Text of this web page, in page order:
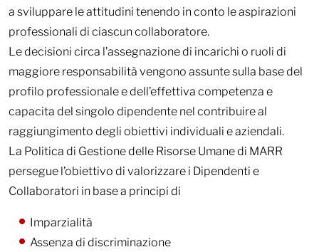
a sviluppare le attitudini tenendo in conto le aspirazioni
professionali di ciascun collaboratore.
Le decisioni circa l’assegnazione di incarichi o ruoli di
maggiore responsabilità vengono assunte sulla base del
profilo professionale e dell’effettiva competenza e
capacita del singolo dipendente nel contribuire al
raggiungimento degli obiettivi individuali e aziendali.
La Politica di Gestione delle Risorse Umane di MARR
persegue l’obiettivo di valorizzare i Dipendenti e
Collaboratori in base a principi di
Imparzialità
Assenza di discriminazione